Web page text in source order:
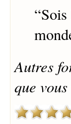
“
Autres
que